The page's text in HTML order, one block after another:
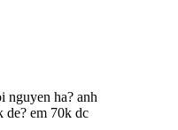
nguyen ha? anh
de? em 70k dc